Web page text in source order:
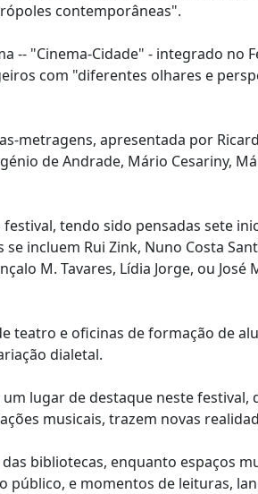
contemporâneas".
-- "Cinema-Cidade" - integrado no
com "diferentes olhares e
metragens, apresentada por
de Andrade, Mário Cesariny,
tendo sido pensadas sete
incluem Rui Zink, Nuno Costa
M. Tavares, Lídia Jorge, ou José
teatro e oficinas de formação de
dialetal.
lugar de destaque neste festival,
musicais, trazem novas
bibliotecas, enquanto espaços
e momentos de leituras,